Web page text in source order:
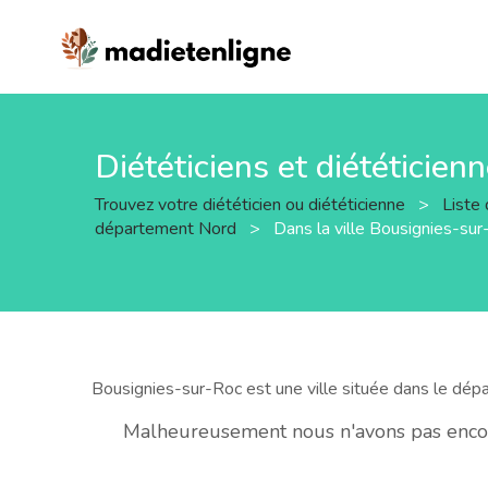
Diététiciens et
Trouvez votre diététicien ou diététicienne >
Liste
département Nord
> Dans la ville Bousignies-
Bousignies-sur-Roc est une ville située dans le
Malheureusement nous n'avons pas